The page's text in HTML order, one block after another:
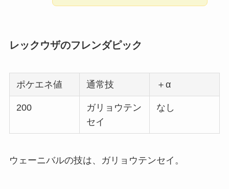
レックウザのフレンダピック
ポケエネ値 通常技 ＋α
200
ガリョウテン
セイ
なし
ウェーニバルの技は、ガリョウテンセイ。